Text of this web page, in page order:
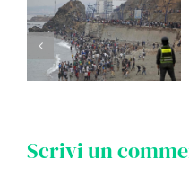
Scrivi un